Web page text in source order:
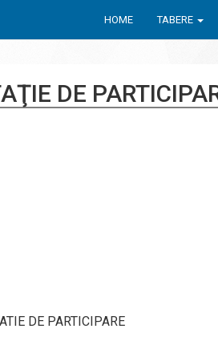
HOME TABERE
DE
DE PARTICIPARE